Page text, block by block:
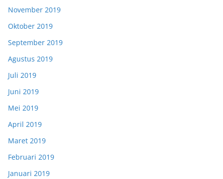
November 2019
Oktober 2019
September 2019
Agustus 2019
Juli 2019
Juni 2019
Mei 2019
April 2019
Maret 2019
Februari 2019
Januari 2019